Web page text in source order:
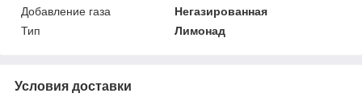
Добавление газа
Негазированная
Тип
Лимонад
Условия доставки